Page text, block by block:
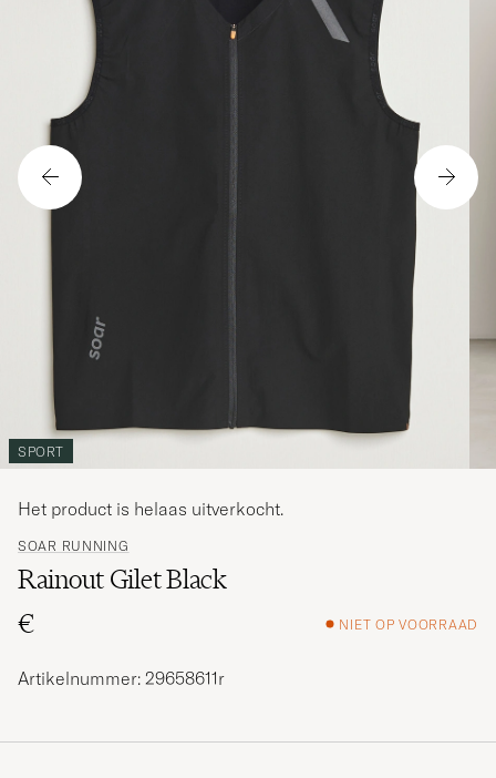
SPORT
SOAR RUNNING
Rainout Gilet Black
€
NIET OP VOORRAAD
Het product is helaas uitverkocht.
Artikelnummer: 29658611r